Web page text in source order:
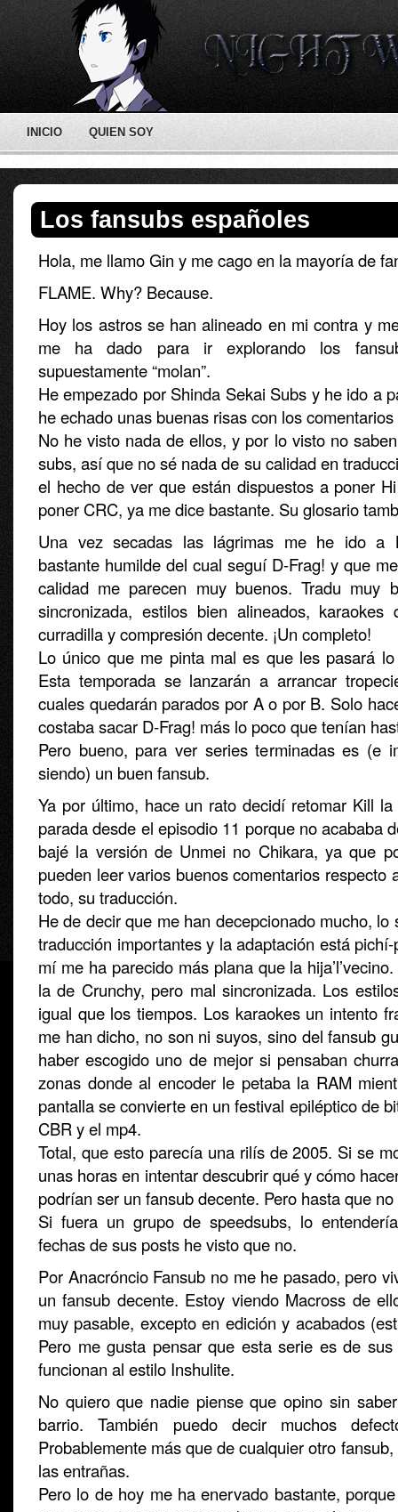
INICIO QUIEN SOY
Los fansubs españoles
Hola, me llamo Gin y me cago en la mayoría de
FLAME. Why? Because.
Hoy los astros se han alineado en mi contra y
me ha dado para ir explorando los
supuestamente “molan”.
He empezado por Shinda Sekai Subs y he ido a
he echado unas buenas risas con los
No he visto nada de ellos, y por lo visto no
subs, así que no sé nada de su calidad en
el hecho de ver que están dispuestos a poner
poner CRC, ya me dice bastante. Su glosario
Una vez secadas las lágrimas me he ido a
bastante humilde del cual seguí D-Frag! y que
calidad me parecen muy buenos. Tradu muy
sincronizada, estilos bien alineados, karaokes
curradilla y compresión decente. ¡Un completo!
Lo único que me pinta mal es que les pasará
Esta temporada se lanzarán a arrancar
cuales quedarán parados por A o por B. Solo
costaba sacar D-Frag! más lo poco que tenían
Pero bueno, para ver series terminadas es (e
siendo) un buen fansub.
Ya por último, hace un rato decidí retomar Kill
parada desde el episodio 11 porque no acababa
bajé la versión de Unmei no Chikara, ya que
pueden leer varios buenos comentarios respecto
todo, su traducción.
He de decir que me han decepcionado mucho, lo
traducción importantes y la adaptación está
mí me ha parecido más plana que la
la de Crunchy, pero mal sincronizada. Los
igual que los tiempos. Los karaokes un intento
me han dicho, no son ni suyos, sino del fansub
haber escogido uno de mejor si pensaban
zonas donde al encoder le petaba la RAM
pantalla se convierte en un festival epiléptico de
CBR y el mp4.
Total, que esto parecía una rilís de 2005. Si se
unas horas en intentar descubrir qué y cómo
podrían ser un fansub decente. Pero hasta que
Si fuera un grupo de speedsubs, lo
fechas de sus posts he visto que no.
Por Anacróncio Fansub no me he pasado, pero
un fansub decente. Estoy viendo Macross de
muy pasable, excepto en edición y acabados
Pero me gusta pensar que esta serie es de
funcionan al estilo Inshulite.
No quiero que nadie piense que opino sin
barrio. También puedo decir muchos
Probablemente más que de cualquier otro
las entrañas.
Pero lo de hoy me ha enervado bastante,